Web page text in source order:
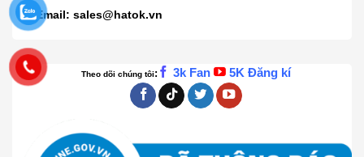
Email:sales@hatok.vn
Theo dõi chúng tôi: 3k Fan 5K Đăng kí